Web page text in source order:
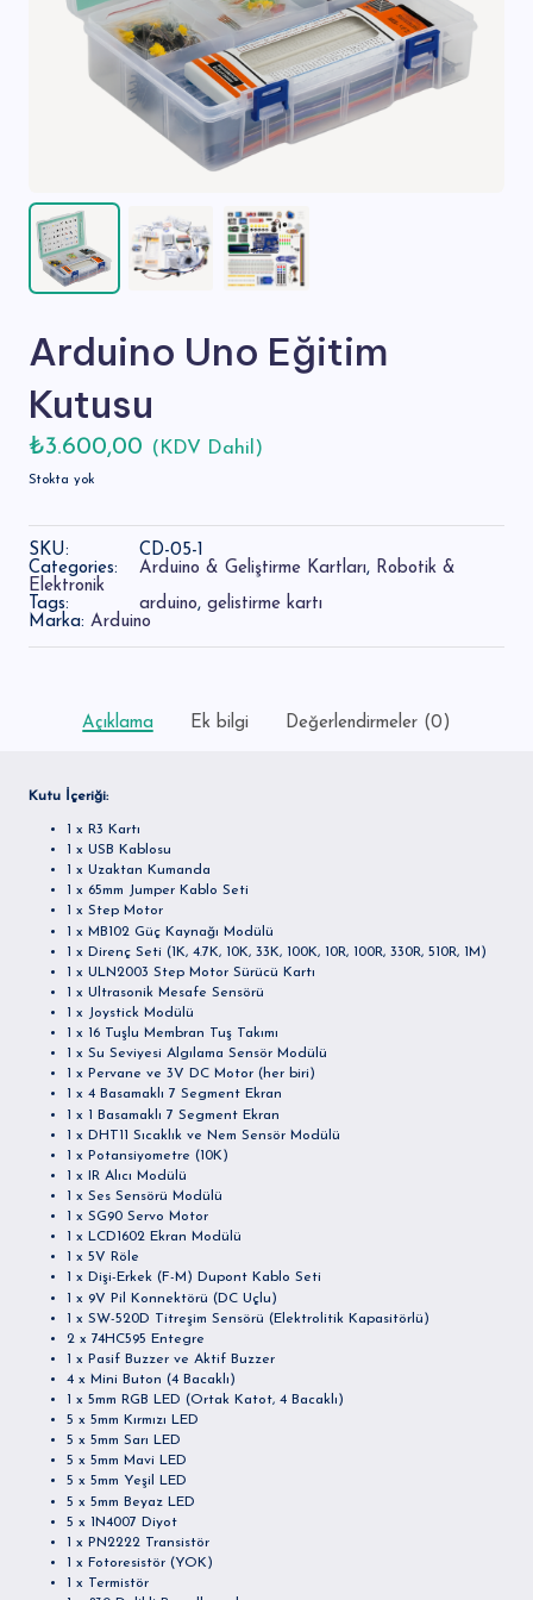
Arduino Uno Eğitim
Kutusu
₺3.600,00 (KDV Dahil)
Stokta yok
SKU:
CD-05-1
Categories:
Arduino & Geliştirme Kartları, Robotik &
Elektronik
Tags:
arduino, gelistirme kartı
Marka: Arduino
Açıklama Ek bilgi Değerlendirmeler (0)
Kutu İçeriği:
1 x R3 Kartı
1 x USB Kablosu
1 x Uzaktan Kumanda
1 x 65mm Jumper Kablo Seti
1 x Step Motor
1 x MB102 Güç Kaynağı Modülü
1 x Direnç Seti (1K, 4.7K, 10K, 33K, 100K, 10R, 100R, 330R, 510R, 1M)
1 x ULN2003 Step Motor Sürücü Kartı
1 x Ultrasonik Mesafe Sensörü
1 x Joystick Modülü
1 x 16 Tuşlu Membran Tuş Takımı
1 x Su Seviyesi Algılama Sensör Modülü
1 x Pervane ve 3V DC Motor (her biri)
1 x 4 Basamaklı 7 Segment Ekran
1 x 1 Basamaklı 7 Segment Ekran
1 x DHT11 Sıcaklık ve Nem Sensör Modülü
1 x Potansiyometre (10K)
1 x IR Alıcı Modülü
1 x Ses Sensörü Modülü
1 x SG90 Servo Motor
1 x LCD1602 Ekran Modülü
1 x 5V Röle
1 x Dişi-Erkek (F-M) Dupont Kablo Seti
1 x 9V Pil Konnektörü (DC Uçlu)
1 x SW-520D Titreşim Sensörü (Elektrolitik Kapasitörlü)
2 x 74HC595 Entegre
1 x Pasif Buzzer ve Aktif Buzzer
4 x Mini Buton (4 Bacaklı)
1 x 5mm RGB LED (Ortak Katot, 4 Bacaklı)
5 x 5mm Kırmızı LED
5 x 5mm Sarı LED
5 x 5mm Mavi LED
5 x 5mm Yeşil LED
5 x 5mm Beyaz LED
5 x 1N4007 Diyot
1 x PN2222 Transistör
1 x Fotoresistör (YOK)
1 x Termistör